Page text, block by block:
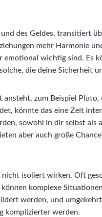
des Geldes, transitiert
mehr Harmonie
emotional wichtig sind. Es
die deine Sicherheit
zum Beispiel
könnte das eine Zeit
sowohl in dir selbst als
aber auch große
isoliert wirken. Oft
komplexe
werden, und
komplizierter werden.